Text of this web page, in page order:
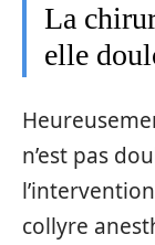
La
elle
n’est pas
collyre